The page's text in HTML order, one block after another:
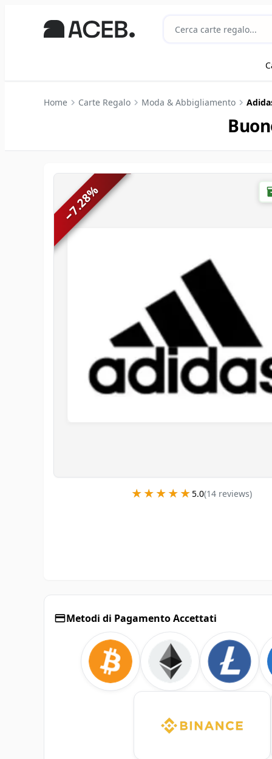
Home Carte Regalo Moda & Abbigliamento
−
7.28
%
★★★★★
★★★★★5.0(14reviews)
Metodi di Pagamento Accettati